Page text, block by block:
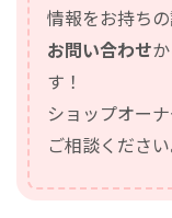
情報をお持ち
お問い合わせ
す！
ショップオー
ご相談ください